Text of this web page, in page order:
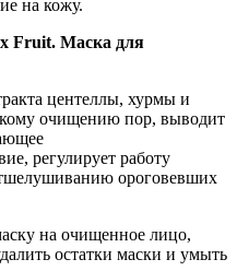
на кожу.
Fruit. Маска для
центеллы, хурмы и
очищению пор, выводит
регулирует работу
ороговевших
на очищенное лицо,
остатки маски и умыть